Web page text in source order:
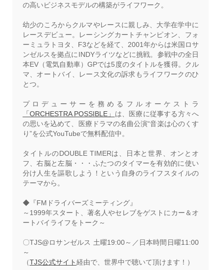
の高いビジネスモデルの構築がライフワーク。
幼少のころからクルマやレースに親しみ、大学在学中に
レースデビュー。レーシングカートチャンピオン、フォ
ーミュラトヨタ、F3などを経て、2001年からは米国ロサ
ンゼルスを拠点にINDYライツなどに挑戦。参戦中の全日
本EV（電気自動車）GPでは5度のタイトルを獲得。クル
マ、オートバイ、レース文化の訴求もライフワークのひ
とつ。
プロデューサーを務めるフルオーケストラ
「ORCHESTRA POSSIBLE」 は、医療に従事する方々へ
の思いを込めて、医療ドラマの名曲公演“音楽は心のくす
り”を公式YouTubeで無料配信中。
タイトルのDOUBLE TIMERは、日本と世界、オンとオ
フ、右脳と左脳・・・ふたつのタイマーを有効的に使い
分け人生を謳歌しよう！という自身のライフスタイルの
テーマから。
◆『FMドライバーズミーティング』
～1999年スタート、著名人やセレブをゲストにカー＆オ
ートバイライフをトーク～
〇TJS@ロサンゼルス 土曜19:00～／日本時間日曜11:00
～
（TJS公式サイト 経由で、世界中で聴いて頂けます！）